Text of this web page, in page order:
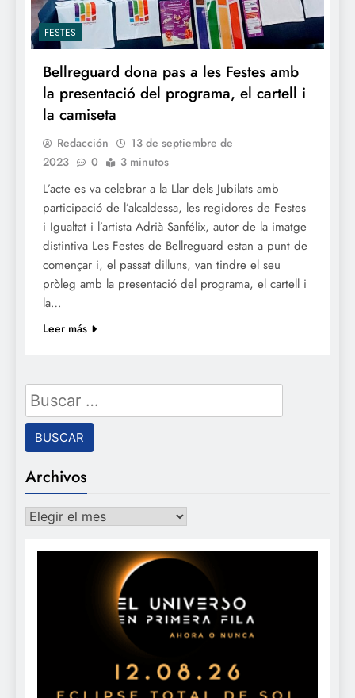
FESTES
Bellreguard dona pas a les Festes amb
la presentació del programa, el cartell i
la camiseta
Redacción
13 de septiembre de
2023
0 3 minutos
L’acte es va celebrar a la Llar dels Jubilats amb
participació de l’alcaldessa, les regidores de Festes
i Igualtat i l’artista Adrià Sanfélix, autor de la imatge
distintiva Les Festes de Bellreguard estan a punt de
començar i, el passat dilluns, van tindre el seu
pròleg amb la presentació del programa, el cartell i
la…
Leer más
Buscar:
Archivos
Archivos